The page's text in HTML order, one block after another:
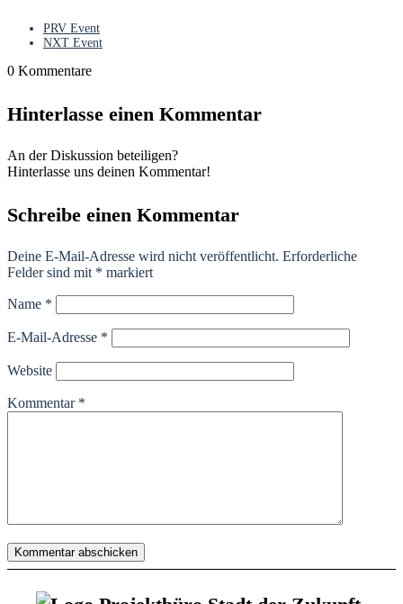
PRV Event
NXT Event
0 Kommentare
Hinterlasse einen Kommentar
An der Diskussion beteiligen?
Hinterlasse uns deinen Kommentar!
Schreibe einen Kommentar
Deine E-Mail-Adresse wird nicht veröffentlicht. Erforderliche
Felder sind mit * markiert
Name *
E-Mail-Adresse *
Website
Kommentar *